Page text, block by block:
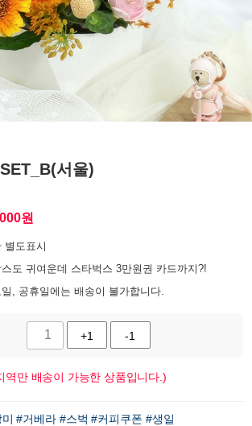
서울)
원
별도표시
스도 귀여운데 스타벅스 3만원권 카드까지?!
일, 공휴일에는 배송이 불가합니다.
+1 -1
역만 배송이 가능한 상품입니다.)
#거베라 #스벅 #커피쿠폰 #생일